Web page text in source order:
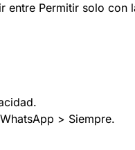
entre Permitir solo con
> Siempre.